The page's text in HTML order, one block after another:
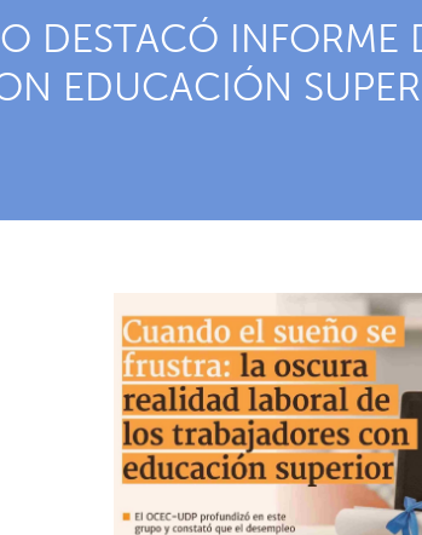
DESTACÓ INFORME
EDUCACIÓN